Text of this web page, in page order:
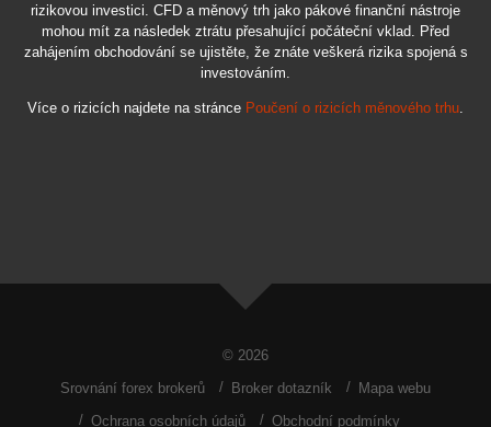
rizikovou investici. CFD a měnový trh jako pákové finanční nástroje
mohou mít za následek ztrátu přesahující počáteční vklad. Před
zahájením obchodování se ujistěte, že znáte veškerá rizika spojená s
investováním.
Více o rizicích najdete na stránce Poučení o rizicích měnového trhu.
© 2026
Srovnání forex brokerů
Broker dotazník
Mapa webu
Ochrana osobních údajů
Obchodní podmínky